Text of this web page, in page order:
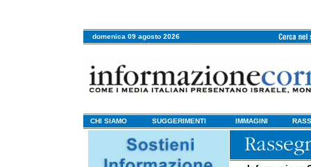
domenica 09 agosto 2026
CHI SIAMO SUGGERIMENTI IMMAGINI